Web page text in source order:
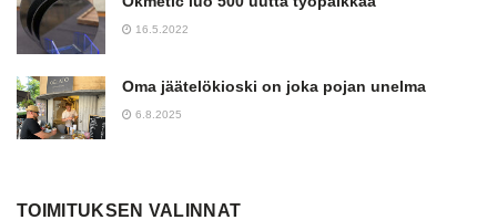
16.5.2022
Oma jäätelökioski on joka pojan unelma
6.8.2025
TOIMITUKSEN VALINNAT